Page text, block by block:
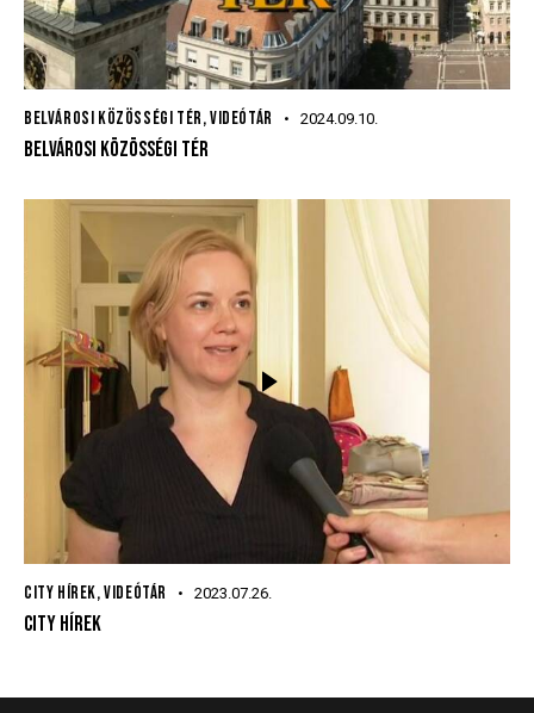
BELVÁROSI KÖZÖSSÉGI TÉR,VIDEÓTÁR 2024.09.10.
BELVÁROSI KÖZÖSSÉGI TÉR
CITY HÍREK,VIDEÓTÁR 2023.07.26.
CITY HÍREK